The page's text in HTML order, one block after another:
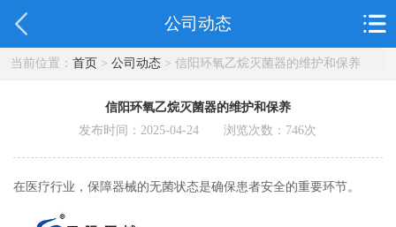
公司动态
当前位置： 首页> 公司动态> 信阳环氧乙烷灭菌器的维护和保养
信阳环氧乙烷灭菌器的维护和保养
发布时间：2025-04-24 浏览次数： 746次
在医疗行业，保障器械的无菌状态是确保患者安全的重要环节。